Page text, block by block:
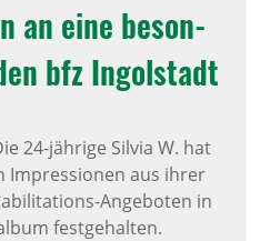
an eine beson­
bfz Ingol­stadt
24-jährige Silvia W. hat
Impressionen aus ihrer
Angeboten in
festgehalten.